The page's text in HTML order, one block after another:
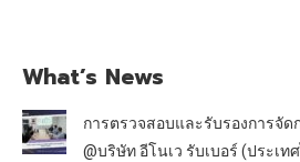
What’s News
การตรวจสอบและรับรองการจัด
@บริษัท อีโนเว รับเบอร์ (ประเ